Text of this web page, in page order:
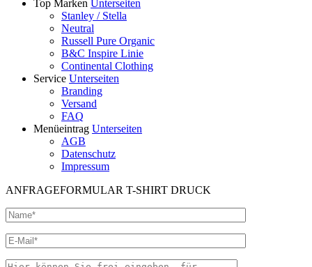
Top Marken Unterseiten
Stanley / Stella
Neutral
Russell Pure Organic
B&C Inspire Linie
Continental Clothing
Service Unterseiten
Branding
Versand
FAQ
Menüeintrag Unterseiten
AGB
Datenschutz
Impressum
ANFRAGEFORMULAR T-SHIRT DRUCK